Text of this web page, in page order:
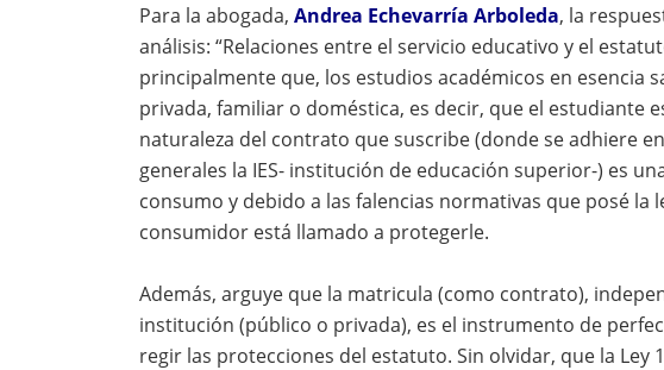
Para la abogada, Andrea Echevarría Arboleda, la
análisis: “Relaciones entre el servicio educativo y el
principalmente que, los estudios académicos en esencia
privada, familiar o doméstica, es decir, que el estudiante
naturaleza del contrato que suscribe (donde se adhiere
generales la IES- institución de educación superior-) es
consumo y debido a las falencias normativas que posé la
consumidor está llamado a protegerle.
Además, arguye que la matricula (como contrato),
institución (público o privada), es el instrumento de
regir las protecciones del estatuto. Sin olvidar, que la Ley